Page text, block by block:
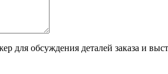
для обсуждения деталей заказа и